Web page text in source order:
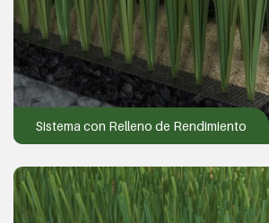
Sistema con Relleno de Rendimiento